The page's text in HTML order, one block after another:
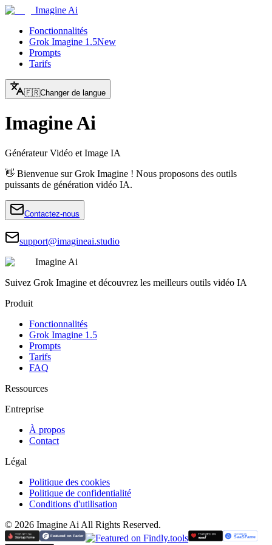
Imagine Ai
Fonctionnalités
Grok Imagine 1.5New
Prompts
Tarifs
🇫🇷Changer de langue
Imagine Ai
Générateur Vidéo et Image IA
👋 Bienvenue sur Grok Imagine ! Nous proposons des outils
puissants de génération vidéo IA.
Contactez-nous
support@imagineai.studio
Imagine Ai
Suivez Grok Imagine et découvrez les meilleurs outils vidéo IA
Produit
Fonctionnalités
Grok Imagine 1.5
Prompts
Tarifs
FAQ
Ressources
Entreprise
À propos
Contact
Légal
Politique des cookies
Politique de confidentialité
Conditions d'utilisation
© 2026 Imagine Ai All Rights Reserved.